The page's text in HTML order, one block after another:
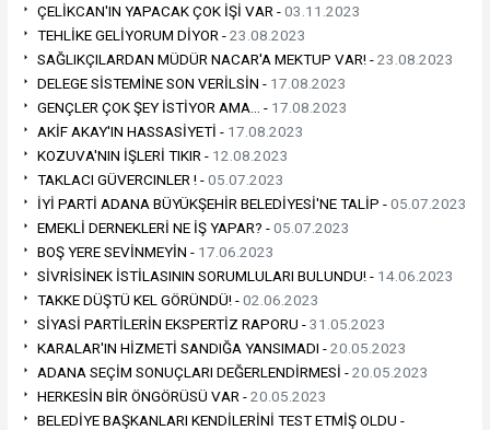
ÇELİKCAN'IN YAPACAK ÇOK İŞİ VAR -03.11.2023
TEHLİKE GELİYORUM DİYOR -23.08.2023
SAĞLIKÇILARDAN MÜDÜR NACAR'A MEKTUP VAR! -23.08.2023
DELEGE SİSTEMİNE SON VERİLSİN - 17.08.2023
GENÇLER ÇOK ŞEY İSTİYOR AMA… - 17.08.2023
AKİF AKAY'IN HASSASİYETİ - 17.08.2023
KOZUVA'NIN İŞLERİ TIKIR - 12.08.2023
TAKLACI GÜVERCINLER ! -05.07.2023
İYİ PARTİ ADANA BÜYÜKŞEHİR BELEDİYESİ'NE TALİP -05.07.2023
EMEKLİ DERNEKLERİ NE İŞ YAPAR? -05.07.2023
BOŞ YERE SEVİNMEYİN - 17.06.2023
SİVRİSİNEK İSTİLASININ SORUMLULARI BULUNDU! - 14.06.2023
TAKKE DÜŞTÜ KEL GÖRÜNDÜ! -02.06.2023
SİYASİ PARTİLERİN EKSPERTİZ RAPORU -31.05.2023
KARALAR'IN HİZMETİ SANDIĞA YANSIMADI -20.05.2023
ADANA SEÇİM SONUÇLARI DEĞERLENDİRMESİ -20.05.2023
HERKESİN BİR ÖNGÖRÜSÜ VAR -20.05.2023
BELEDİYE BAŞKANLARI KENDİLERİNİ TEST ETMİŞ OLDU -